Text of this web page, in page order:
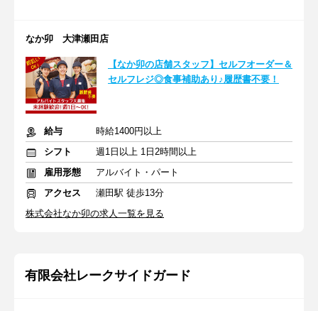
なか卯 大津瀬田店
【なか卯の店舗スタッフ】セルフオーダー＆
セルフレジ◎食事補助あり♪履歴書不要！
給与
時給1400円以上
シフト
週1日以上 1日2時間以上
雇用形態
アルバイト・パート
アクセス
瀬田駅 徒歩13分
株式会社なか卯の求人一覧を見る
有限会社レークサイドガード